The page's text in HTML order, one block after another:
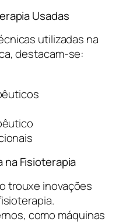
Usadas
utilizadas na
destacam-se:
na Fisioterapia
trouxe inovações
como máquinas